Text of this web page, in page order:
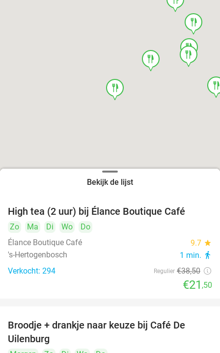
food
food
food
food
food
Bekijk de lijst
High tea (2 uur) bij Élance Boutique Café
Zo Ma Di Wo
Do
Élance Boutique Café
9.7 star
's-Hertogenbosch 1 min. directions_walk
Verkocht: 294 Regulier €38,50
€21 ,50
Broodje + drankje naar keuze bij Café De
Uilenburg